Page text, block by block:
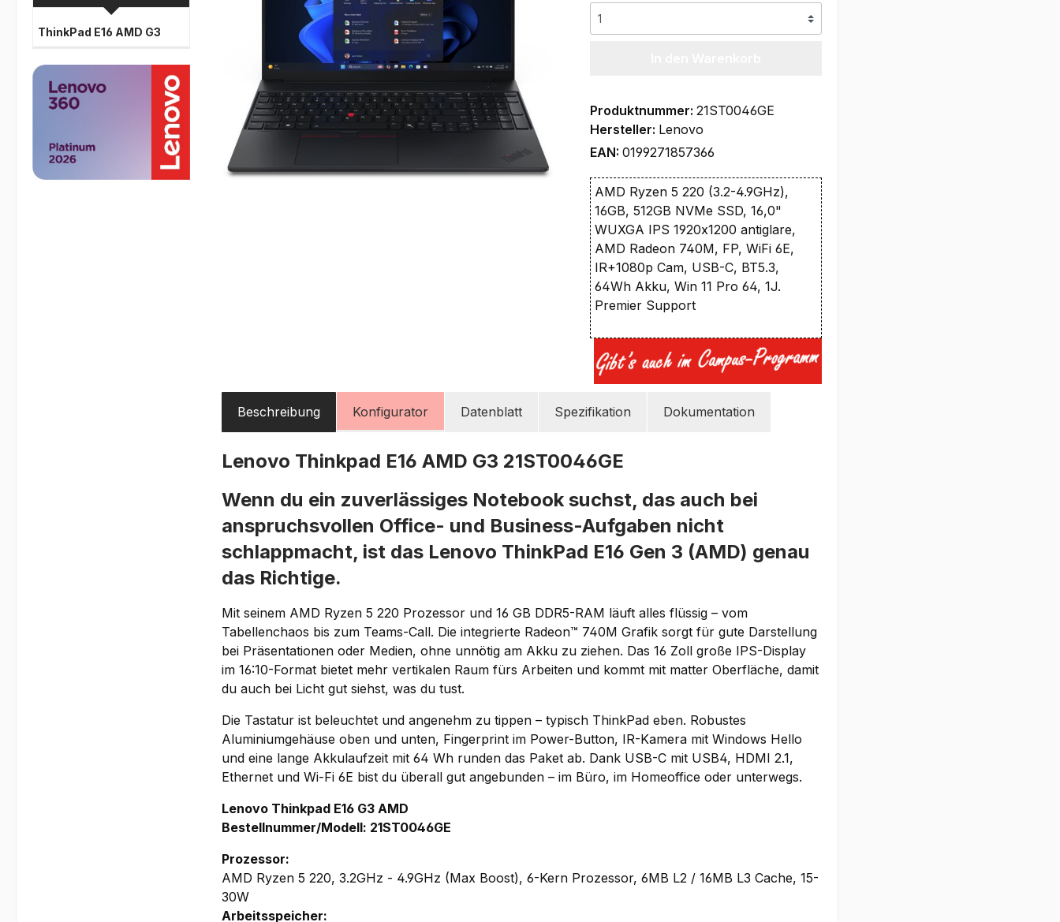
ThinkPad E16 AMD G3
Produktnummer:21ST0046GE
Hersteller: Lenovo
EAN:0199271857366
AMD Ryzen 5 220 (3.2-4.9GHz),
16GB, 512GB NVMe SSD, 16,0"
WUXGA IPS 1920x1200 antiglare,
AMD Radeon 740M, FP, WiFi 6E,
IR+1080p Cam, USB-C, BT5.3,
64Wh Akku, Win 11 Pro 64, 1J.
Premier Support
Beschreibung Konfigurator Datenblatt Spezifikation Dokumentation
Lenovo Thinkpad E16 AMD G3 21ST0046GE
Wenn du ein zuverlässiges Notebook suchst, das auch bei
anspruchsvollen Office- und Business-Aufgaben nicht
schlappmacht, ist das Lenovo ThinkPad E16 Gen 3 (AMD) genau
das Richtige.
Mit seinem AMD Ryzen 5 220 Prozessor und 16 GB DDR5-RAM läuft alles flüssig – vom
Tabellenchaos bis zum Teams-Call. Die integrierte Radeon™ 740M Grafik sorgt für gute Darstellung
bei Präsentationen oder Medien, ohne unnötig am Akku zu ziehen. Das 16 Zoll große IPS-Display
im 16:10-Format bietet mehr vertikalen Raum fürs Arbeiten und kommt mit matter Oberfläche, damit
du auch bei Licht gut siehst, was du tust.
Die Tastatur ist beleuchtet und angenehm zu tippen – typisch ThinkPad eben. Robustes
Aluminiumgehäuse oben und unten, Fingerprint im Power-Button, IR-Kamera mit Windows Hello
und eine lange Akkulaufzeit mit 64 Wh runden das Paket ab. Dank USB-C mit USB4, HDMI 2.1,
Ethernet und Wi-Fi 6E bist du überall gut angebunden – im Büro, im Homeoffice oder unterwegs.
Lenovo Thinkpad E16 G3 AMD
Bestellnummer/Modell: 21ST0046GE
Prozessor:
AMD Ryzen 5 220, 3.2GHz - 4.9GHz (Max Boost), 6-Kern Prozessor, 6MB L2 / 16MB L3 Cache, 15-
30W
Arbeitsspeicher: